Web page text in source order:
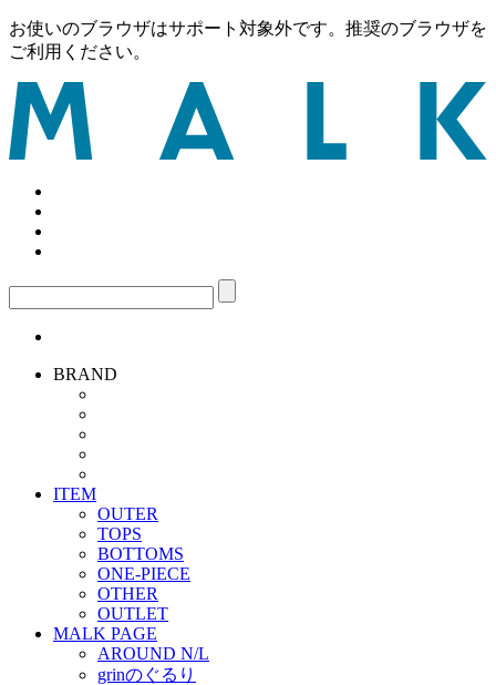
お使いのブラウザはサポート対象外です。推奨のブラウザを
ご利用ください。
BRAND
ITEM
OUTER
TOPS
BOTTOMS
ONE-PIECE
OTHER
OUTLET
MALK PAGE
AROUND N/L
grinのぐるり